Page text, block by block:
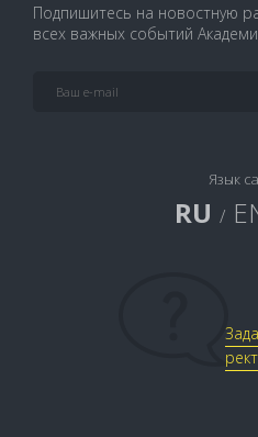
Подпишитесь на новостную
всех важных событий
Язык
RU /